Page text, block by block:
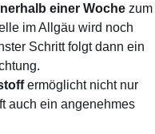
einer Woche zum
im Allgäu wird noch
Schritt folgt dann ein
ermöglicht nicht nur
auch ein angenehmes